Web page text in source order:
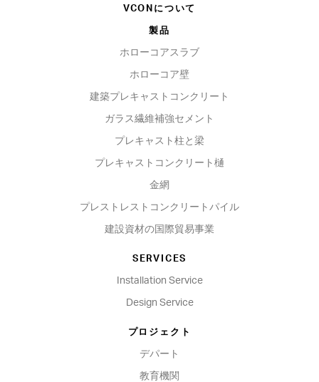
VCONについて
製品
ホローコアスラブ
ホローコア壁
建築プレキャストコンクリート
ガラス繊維補強セメント
プレキャスト柱と梁
プレキャストコンクリート樋
金網
プレストレストコンクリートパイル
建設資材の国際貿易事業
SERVICES
Installation Service
Design Service
プロジェクト
デパート
教育機関